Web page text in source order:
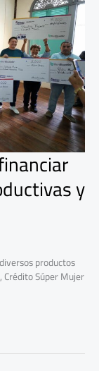
y
productos
Súper Mujer